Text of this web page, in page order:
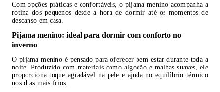
Com opções práticas e confortáveis, o pijama menino acompanha a
rotina dos pequenos desde a hora de dormir até os momentos de
descanso em casa.
Pijama menino: ideal para dormir com conforto no
inverno
O pijama menino é pensado para oferecer bem-estar durante toda a
noite. Produzido com materiais como algodão e malhas suaves, ele
proporciona toque agradável na pele e ajuda no equilíbrio térmico
nos dias mais frios.